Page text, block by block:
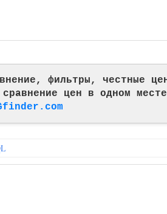
фильтры, честные
цен в одном